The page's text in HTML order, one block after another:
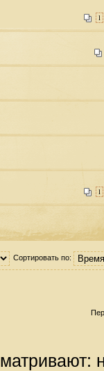
1
1
Сортировать по: